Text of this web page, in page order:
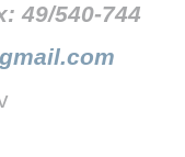
49/540-744